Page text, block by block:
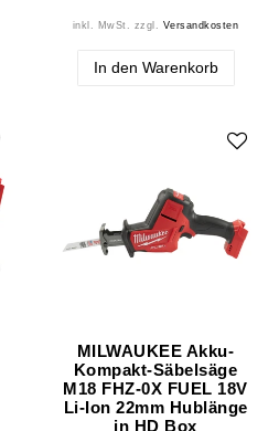
inkl. MwSt. zzgl. Versandkosten
In den Warenkorb
MILWAUKEE Akku-
Kompakt-Säbelsäge
M18 FHZ-0X FUEL 18V
Li-Ion 22mm Hublänge
in HD Box